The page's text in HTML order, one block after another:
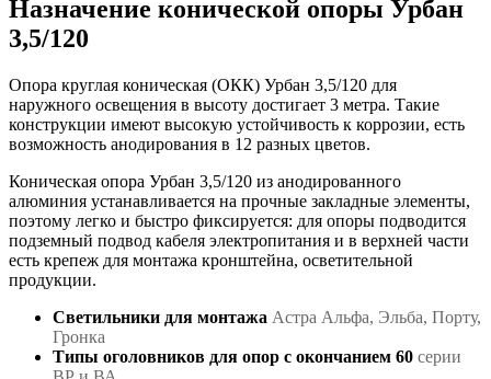
Назначение конической опоры Урбан
3,5/120
Опора круглая коническая (ОКК) Урбан 3,5/120 для
наружного освещения в высоту достигает 3 метра. Такие
конструкции имеют высокую устойчивость к коррозии, есть
возможность анодирования в 12 разных цветов.
Коническая опора Урбан 3,5/120 из анодированного
алюминия устанавливается на прочные закладные элементы,
поэтому легко и быстро фиксируется: для опоры подводится
подземный подвод кабеля электропитания и в верхней части
есть крепеж для монтажа кронштейна, осветительной
продукции.
Светильники для монтажа Астра Альфа, Эльба, Порту,
Гронка
Типы оголовников для опор с окончанием 60 серии